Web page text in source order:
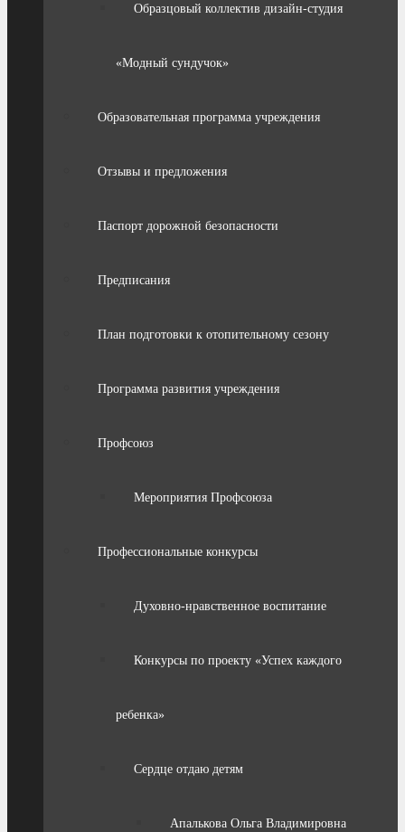
Образцовый коллектив дизайн-студия
«Модный сундучок»
Образовательная программа учреждения
Отзывы и предложения
Паспорт дорожной безопасности
Предписания
План подготовки к отопительному сезону
Программа развития учреждения
Профсоюз
Мероприятия Профсоюза
Профессиональные конкурсы
Духовно-нравственное воспитание
Конкурсы по проекту «Успех каждого
ребенка»
Сердце отдаю детям
Апалькова Ольга Владимировна